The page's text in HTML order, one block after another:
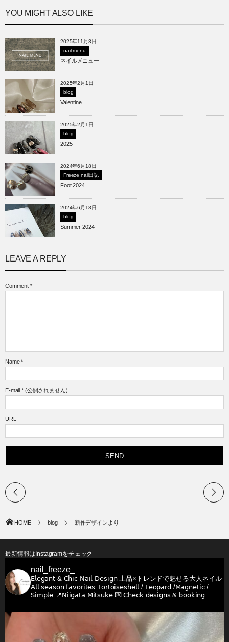
YOU MIGHT ALSO LIKE
2025年11月3日
nail menu
ネイルメニュー
2025年2月1日
blog
Valentine
2025年2月1日
blog
2025
2024年6月18日
Freeze nail日記
Foot 2024
2024年6月18日
blog
Summer 2024
LEAVE A REPLY
Comment *
Name *
E-mail *(公開されません)
URL
HOME blog 新作デザインより
最新情報はInstagramをチェック
nail_freeze_
𝖤𝗅𝖾𝗀𝖺𝗇𝗍 & 𝖢𝗁𝗂𝖼 𝖭𝖺𝗂𝗅 𝖣𝖾𝗌𝗂𝗀𝗇上品×トレンドで魅せる大人ネイル
𝖠𝗅𝗅 𝗌𝖾𝖺𝗌𝗈𝗇 𝖿𝖺𝗏𝗈𝗋𝗂𝗍𝖾𝗌:𝖳𝗈𝗋𝗍𝗈𝗂𝗌𝖾𝗌𝗁𝖾𝗅𝗅 / 𝖫𝖾𝗈𝗉𝖺𝗋𝖽 /𝖬𝖺𝗀𝗇𝖾𝗍𝗂𝖼 /
𝖲𝗂𝗆𝗉𝗅𝖾 📍𝖭𝗂𝗂𝗀𝖺𝗍𝖺 𝖬𝗂𝗍𝗌𝗎𝗄𝖾💌 𝖢𝗁𝖾𝖼𝗄 𝖽𝖾𝗌𝗂𝗀𝗇𝗌 & 𝖻𝗈𝗈𝗄𝗂𝗇𝗀